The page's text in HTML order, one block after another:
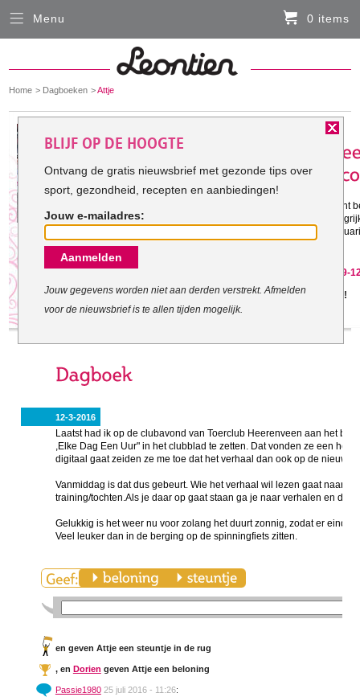
You
here:
Home Dagboeken Attje
Gestart met mijn doel: 11-8-2010
Ik wil graag weer een gezond gewicht
(PBC, artrose) is het nu vooral
beweging. Daarom ga ik van 14
Attje is gestopt met haar doel op 29-
Jammer, maar geef het niet op!
12-3-2016
Laatst had ik op de clubavond van Toerclub Heerenveen aan het
,Elke Dag Een Uur" in het clubblad te zetten. Dat vonden ze een
digitaal gaat zeiden ze me toe dat het verhaal dan ook op de nieuwe
Vanmiddag is dat dus gebeurt. Wie het verhaal wil lezen gaat naar
training/tochten.Als je daar op gaat staan ga je naar verhalen en dan
Gelukkig is het weer nu voor zolang het duurt zonnig, zodat er
Veel leuker dan in de berging op de spinningfiets zitten.
en geven Attje een steuntje in de rug
, en Dorien geven Attje een beloning
Passie1980 25 juli 2016 - 11:26:
Menu 0 items
Sluiten
HARDLOOPKLEDING
FIETSKLEDING
SERVICE
Inloggen
Contact- en adresgegevens
Levertijd, retourneren, ruilen
Algemene voorwaarden
BLIJF OP DE HOOGTE
Ontvang de gratis nieuwsbrief met gezonde tips over
sport, gezondheid, recepten en aanbiedingen!
Jouw e-mailadres:
Aanmelden
Jouw gegevens worden niet aan derden verstrekt. Afmelden
voor de nieuwsbrief is te allen tijden mogelijk.